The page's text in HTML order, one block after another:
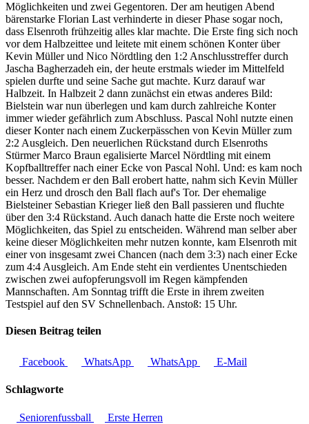
Möglichkeiten und zwei Gegentoren. Der am heutigen Abend
bärenstarke Florian Last verhinderte in dieser Phase sogar noch,
dass Elsenroth frühzeitig alles klar machte. Die Erste fing sich noch
vor dem Halbzeittee und leitete mit einem schönen Konter über
Kevin Müller und Nico Nördtling den 1:2 Anschlusstreffer durch
Jascha Bagherzadeh ein, der heute erstmals wieder im Mittelfeld
spielen durfte und seine Sache gut machte. Kurz darauf war
Halbzeit. In Halbzeit 2 dann zunächst ein etwas anderes Bild:
Bielstein war nun überlegen und kam durch zahlreiche Konter
immer wieder gefährlich zum Abschluss. Pascal Nohl nutzte einen
dieser Konter nach einem Zuckerpässchen von Kevin Müller zum
2:2 Ausgleich. Den neuerlichen Rückstand durch Elsenroths
Stürmer Marco Braun egalisierte Marcel Nördtling mit einem
Kopfballtreffer nach einer Ecke von Pascal Nohl. Und: es kam noch
besser. Nachdem er den Ball erobert hatte, nahm sich Kevin Müller
ein Herz und drosch den Ball flach auf's Tor. Der ehemalige
Bielsteiner Sebastian Krieger ließ den Ball passieren und fluchte
über den 3:4 Rückstand. Auch danach hatte die Erste noch weitere
Möglichkeiten, das Spiel zu entscheiden. Während man selber aber
keine dieser Möglichkeiten mehr nutzen konnte, kam Elsenroth mit
einer von insgesamt zwei Chancen (nach dem 3:3) nach einer Ecke
zum 4:4 Ausgleich. Am Ende steht ein verdientes Unentschieden
zwischen zwei aufopferungsvoll im Regen kämpfenden
Mannschaften. Am Sonntag trifft die Erste in ihrem zweiten
Testspiel auf den SV Schnellenbach. Anstoß: 15 Uhr.
Diesen Beitrag teilen
Facebook WhatsApp WhatsApp E-Mail
Schlagworte
Seniorenfussball Erste Herren